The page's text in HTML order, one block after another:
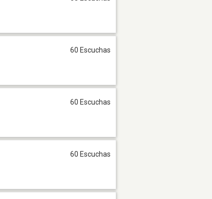
60 Escuchas
60 Escuchas
60 Escuchas